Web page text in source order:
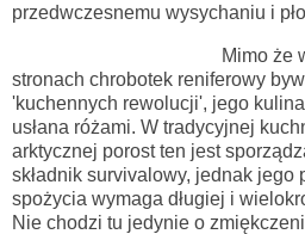
przedwczesnemu wysychaniu i
Mimo że w
stronach chrobotek reniferowy
'kuchennych rewolucji', jego
usłana różami. W tradycyjnej
arktycznej porost ten jest
składnik survivalowy, jednak jego
spożycia wymaga długiej i
Nie chodzi tu jedynie o